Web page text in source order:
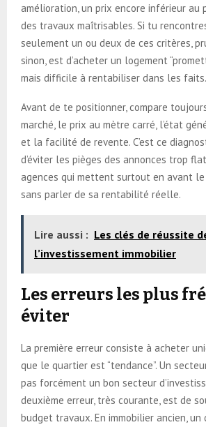
amélioration, un prix encore inférieur
des travaux maîtrisables. Si tu
seulement un ou deux de ces critères,
sinon, est d’acheter un logement
mais difficile à rentabiliser dans les faits.
Avant de te positionner, compare
marché, le prix au mètre carré, l’état
et la facilité de revente. C’est ce
d’éviter les pièges des annonces trop
agences qui mettent surtout en avant le
sans parler de sa rentabilité réelle.
Lire aussi : Les clés de réussite
l’investissement immobilier
Les erreurs les plus
éviter
La première erreur consiste à acheter
que le quartier est “tendance”. Un
pas forcément un bon secteur
deuxième erreur, très courante, est de
budget travaux. En immobilier ancien, un